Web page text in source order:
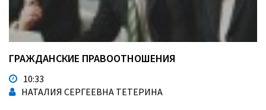
ГРАЖДАНСКИЕ ПРАВООТНОШЕНИЯ
10:33
НАТАЛИЯ СЕРГЕЕВНА ТЕТЕРИНА